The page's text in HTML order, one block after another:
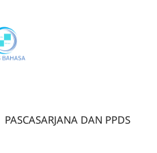
PASCASARJANA DAN PPDS